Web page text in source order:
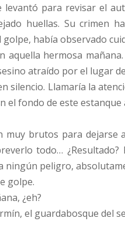
para revisar el
huellas. Su crimen
había observado
aquella hermosa
atraído por el lugar
silencio. Llamaría la
el fondo de este estanque
brutos para
todo…
ningún peligro,
golpe.
¿eh?
el guardabosque del